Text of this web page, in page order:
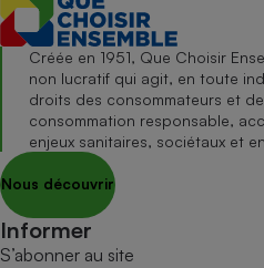
Créée en 1951, Que Choisir
non lucratif qui agit, en toute
droits des consommateurs et
consommation responsable,
enjeux sanitaires, sociétaux et
Nous découvrir
Informer
S’abonner au site